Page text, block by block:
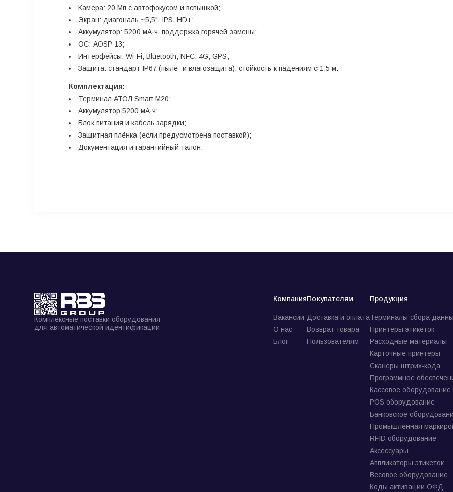
Камера: 20 Мп с автофокусом и вспышкой;
Экран: диагональ ~5,5", IPS, HD+;
Аккумулятор: 5200 мА·ч, поддержка горячей замены;
ОС: AOSP 13;
Интерфейсы: Wi-Fi; Bluetooth; NFC; 4G; GPS;
Защита: стандарт IP67 (пыле- и влагозащита), стойкость к падениям с 1,5 м.
Комплектация:
Терминал АТОЛ Smart M20;
Аккумулятор 5200 мА·ч;
Блок питания и кабель зарядки;
Защитная плёнка (если предусмотрена поставкой);
Документация и гарантийный талон.
Комплексные поставки оборудования
для автоматической идентификации
Компания
Вакансии
О нас
Блог
Покупателям
Доставка и оплата
Возврат товара
Пользователям
Продукция
Терминалы сбора
Принтеры этикеток
Расходные материалы
Карточные принтеры
Сканеры штрих-кода
Программное
Кассовое оборудование
POS оборудование
Банковское
Промышленная
RFID оборудование
Аксессуары
Аппликаторы этикеток
Весовое оборудование
Коды активации ОФД